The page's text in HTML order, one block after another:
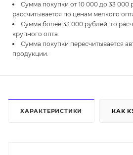
Сумма покупки от 10 000 до 33 000
рассчитывается по ценам мелкого
Сумма более 33 000 рублей, то
крупного опта.
Сумма покупки пересчитывается
продукции.
ХАРАКТЕРИСТИКИ КАК